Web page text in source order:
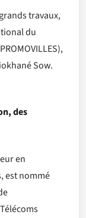
travaux,
du
Sow.
des
en
est nommé